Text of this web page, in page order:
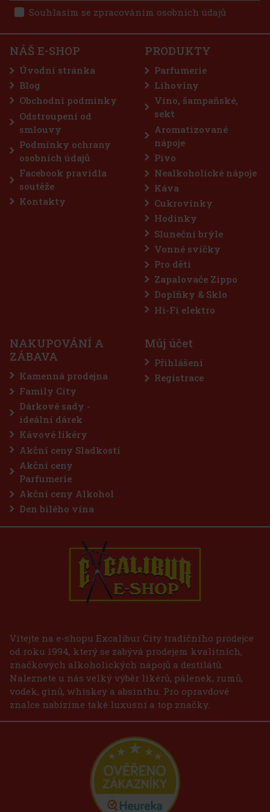
v oblasti Bielsko-Biała na jihu Polska, kde na celý proces do
SKLADEM(> 5 ks)
Pircher Amaro from the Alps je bylinný likér, který v sobě ukrývá
esenci Alp a stoleté tradice. Vyráběný s použitím nejlepších
surovin a tradičních receptur, tento likér přináší jedinečnou chuť a
aroma, které potěší každého znalce. Historie a výroba
361Kč bez DPH 437 Kč
Do košíku
Akce
Horvath's čoko-třešňový krémový likér 15% 0,7 l
(> 5 ks)
Horvath's Čokoládovo-třešňový krémový likér je jemný krémový
likér, který spojuje lahodnou čokoládu s ovocným tónem třešní.
Výsledkem je sladký, hebký a příjemně dezertní nápoj, který potěší
všechny milovníky krémových likérů a výraznějších sladkých
217Kč bez DPH
Souhlasím se zpracováním osobních údajů
NÁŠ E-SHOP
Úvodní stránka
Blog
Obchodní podmínky
Odstroupení od
smlouvy
Podmínky ochrany
osobních údajů
Facebook pravidla
soutěže
Kontakty
PRODUKTY
Parfumerie
Lihoviny
Víno, šampaňské,
sekt
Aromatizované
nápoje
Pivo
Nealkoholické nápoje
Káva
Cukrovinky
Hodinky
Sluneční brýle
Vonné svíčky
Pro děti
Zapalovače Zippo
Doplňky & Sklo
Hi-Fi elektro
NAKUPOVÁNÍ A
ZÁBAVA
Kamenná prodejna
Family City
Dárkové sady -
ideální dárek
Kávové likéry
Akční ceny Sladkosti
Akční ceny
Parfumerie
Akční ceny Alkohol
Den bílého vína
Můj účet
Přihlášení
Registrace
Vítejte na e-shopu Excalibur City tradičního prodejce
od roku 1994, který se zabývá prodejem kvalitních,
značkových alkoholických nápojů a destilátů.
Naleznete u nás velký výběr likérů, pálenek, rumů,
vodek, ginů, whiskey a absinthu. Pro opravdové
znalce nabízíme také luxusní a top značky.